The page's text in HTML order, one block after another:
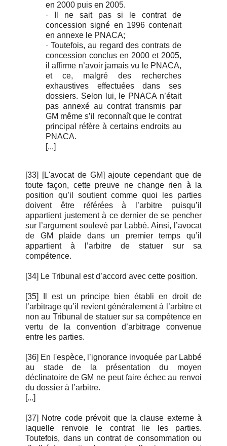
en 2000 puis en 2005.
· Il ne sait pas si le contrat de
concession signé en 1996 contenait
en annexe le PNACA;
· Toutefois, au regard des contrats de
concession conclus en 2000 et 2005,
il affirme n’avoir jamais vu le PNACA,
et ce, malgré des recherches
exhaustives effectuées dans ses
dossiers. Selon lui, le PNACA n’était
pas annexé au contrat transmis par
GM même s’il reconnaît que le contrat
principal réfère à certains endroits au
PNACA.
[...]
[33] [L'avocat de GM] ajoute cependant que de
toute façon, cette preuve ne change rien à la
position qu’il soutient comme quoi les parties
doivent être référées à l’arbitre puisqu’il
appartient justement à ce dernier de se pencher
sur l’argument soulevé par Labbé. Ainsi, l’avocat
de GM plaide dans un premier temps qu’il
appartient à l’arbitre de statuer sur sa
compétence.
[34] Le Tribunal est d’accord avec cette position.
[35] Il est un principe bien établi en droit de
l’arbitrage qu’il revient généralement à l’arbitre et
non au Tribunal de statuer sur sa compétence en
vertu de la convention d’arbitrage convenue
entre les parties.
[36] En l'espèce, l’ignorance invoquée par Labbé
au stade de la présentation du moyen
déclinatoire de GM ne peut faire échec au renvoi
du dossier à l’arbitre.
[...]
[37] Notre code prévoit que la clause externe à
laquelle renvoie le contrat lie les parties.
Toutefois, dans un contrat de consommation ou